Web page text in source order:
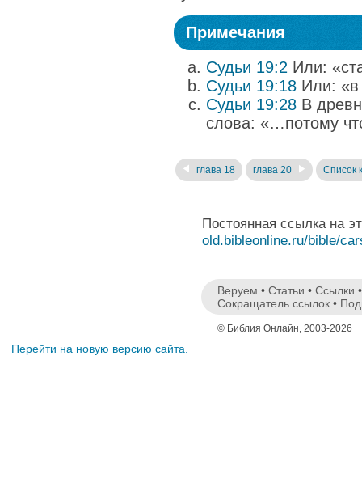
Примечания
Судьи 19:2 Или:
Судьи 19:18 Или: «в
Судьи 19:28 В
слова: «…потому
глава 18 глава 20 Список
Постоянная ссылка на
old.bibleonline.ru/bible/
Веруем • Статьи • Ссылки
Сокращатель ссылок •
© Библия Онлайн, 2003-2026
Перейти на новую версию сайта.